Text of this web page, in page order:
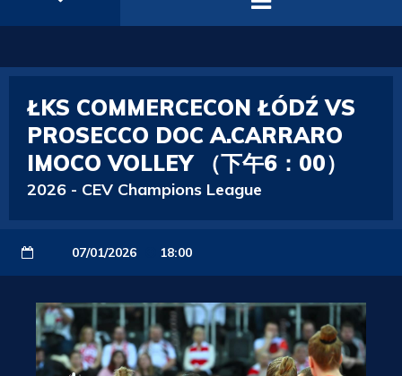
ŁKS COMMERCECON ŁÓDŹ VS
PROSECCO DOC A.CARRARO
IMOCO VOLLEY （下午6：00）
2026 - CEV Champions League
07/01/2026 18:00